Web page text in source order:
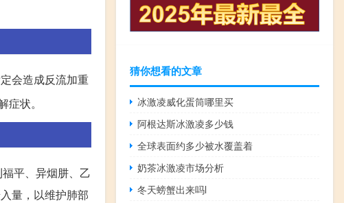
会造成反流加重
状。
平、异烟肼、乙
量，以维护肺部
猜你想看的文章
冰激凌威化蛋筒哪里买
阿根达斯冰激凌多少钱
全球表面约多少被水覆盖着
奶茶冰激凌市场分析
冬天螃蟹出来吗l